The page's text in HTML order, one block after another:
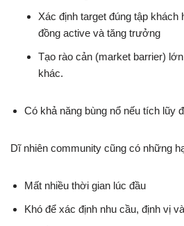
Xác định target đúng tập khách
đồng active và tăng trưởng
Tạo rào cản (market barrier)
khác.
Có khả năng bùng nổ nếu tích lũy
Dĩ nhiên community cũng có những
Mất nhiều thời gian lúc đầu
Khó để xác định nhu cầu, định vị